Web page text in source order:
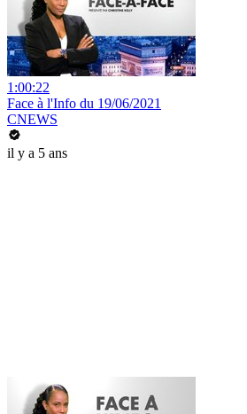
1:00:22
Face à l'Info du 19/06/2021
CNEWS
il y a 5 ans